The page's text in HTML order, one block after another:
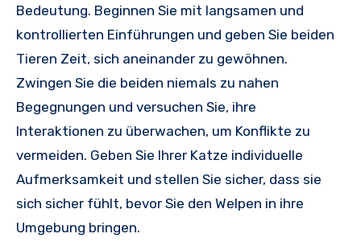
Bedeutung. Beginnen Sie mit langsamen und
kontrollierten Einführungen und geben Sie beiden
Tieren Zeit, sich aneinander zu gewöhnen.
Zwingen Sie die beiden niemals zu nahen
Begegnungen und versuchen Sie, ihre
Interaktionen zu überwachen, um Konflikte zu
vermeiden. Geben Sie Ihrer Katze individuelle
Aufmerksamkeit und stellen Sie sicher, dass sie
sich sicher fühlt, bevor Sie den Welpen in ihre
Umgebung bringen.